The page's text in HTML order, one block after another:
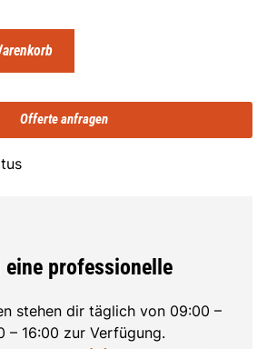
Offerte anfragen
eine professionelle
stehen dir täglich von 09:00 –
– 16:00 zur Verfügung.